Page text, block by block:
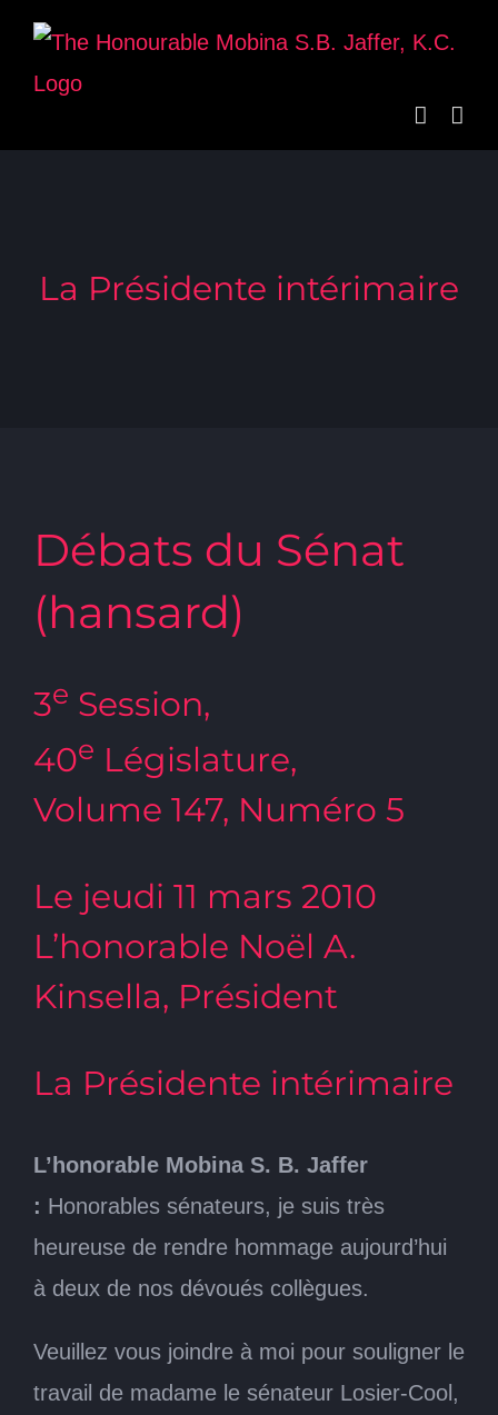
Skip
content
La Présidente intérimaire
Débats du Sénat
(hansard)
3e Session,
40e Législature,
Volume 147, Numéro 5
Le jeudi 11 mars 2010
L’honorable Noël A.
Kinsella, Président
La Présidente intérimaire
L’honorable Mobina S. B. Jaffer
: Honorables sénateurs, je suis très
heureuse de rendre hommage aujourd’hui
à deux de nos dévoués collègues.
Veuillez vous joindre à moi pour souligner le
travail de madame le sénateur Losier-Cool,